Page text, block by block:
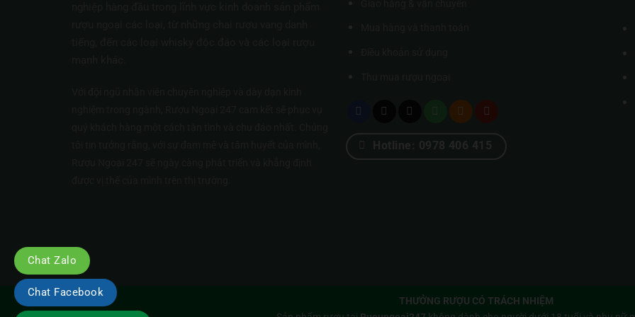
Hotline: 0978 406 415
THƯỞNG RƯỢU CÓ TRÁCH NHIỆM
Chat Zalo
Chat Facebook